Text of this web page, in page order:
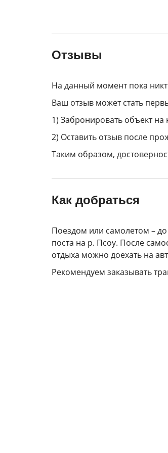
Отзывы
На данный момент пока
Ваш отзыв может стать
1) Забронировать объект на
2) Оставить отзыв после
Таким образом,
Как добраться
Поездом или самолетом –
поста на р. Псоу. После
отдыха можно доехать на
Рекомендуем заказывать